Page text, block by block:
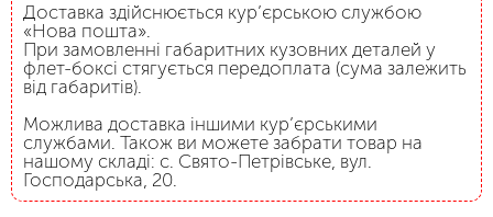
Доставка здійснюється кур’єрською службою
«Нова пошта».
При замовленні габаритних кузовних деталей у
флет-боксі стягується передоплата (сума залежить
від габаритів).
Можлива доставка іншими кур’єрськими
службами. Також ви можете забрати товар на
нашому складі: с. Свято-Петрівське, вул.
Господарська, 20.